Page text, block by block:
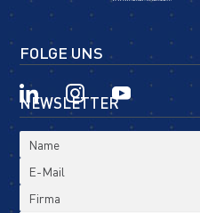
FOLGE UNS
NEWSLETTER